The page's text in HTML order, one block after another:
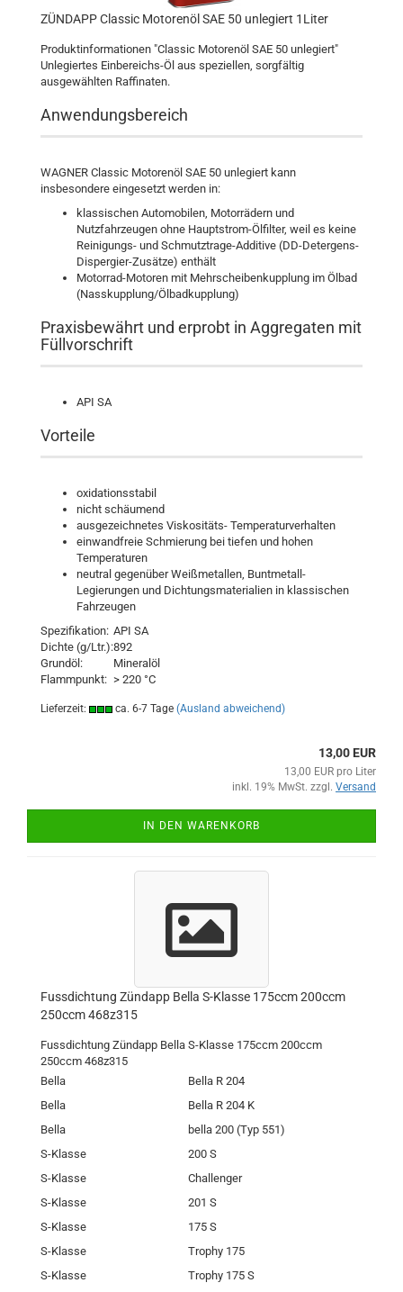
ZÜNDAPP Classic Motorenöl SAE 50 unlegiert 1Liter
Produktinformationen "Classic Motorenöl SAE 50 unlegiert"
Unlegiertes Einbereichs-Öl aus speziellen, sorgfältig
ausgewählten Raffinaten.
Anwendungsbereich
WAGNER Classic Motorenöl SAE 50 unlegiert kann
insbesondere eingesetzt werden in:
klassischen Automobilen, Motorrädern und
Nutzfahrzeugen ohne Hauptstrom-Ölfilter, weil es keine
Reinigungs- und Schmutztrage-Additive (DD-Detergens-
Dispergier-Zusätze) enthält
Motorrad-Motoren mit Mehrscheibenkupplung im Ölbad
(Nasskupplung/Ölbadkupplung)
Praxisbewährt und erprobt in Aggregaten mit
Füllvorschrift
API SA
Vorteile
oxidationsstabil
nicht schäumend
ausgezeichnetes Viskositäts- Temperaturverhalten
einwandfreie Schmierung bei tiefen und hohen
Temperaturen
neutral gegenüber Weißmetallen, Buntmetall-
Legierungen und Dichtungsmaterialien in klassischen
Fahrzeugen
Spezifikation: API SA
Dichte (g/Ltr.):892
Grundöl:
Mineralöl
Flammpunkt: > 220 °C
Lieferzeit: ca. 6-7 Tage (Ausland abweichend)
13,00 EUR
13,00 EUR pro Liter
inkl. 19% MwSt. zzgl. Versand
IN DEN WARENKORB
Fussdichtung Zündapp Bella S-Klasse 175ccm 200ccm
250ccm 468z315
Fussdichtung Zündapp Bella S-Klasse 175ccm 200ccm
250ccm 468z315
Bella
Bella R 204
Bella
Bella R 204 K
Bella
bella 200 (Typ 551)
S-Klasse
200 S
S-Klasse
Challenger
S-Klasse
201 S
S-Klasse
175 S
S-Klasse
Trophy 175
S-Klasse
Trophy 175 S